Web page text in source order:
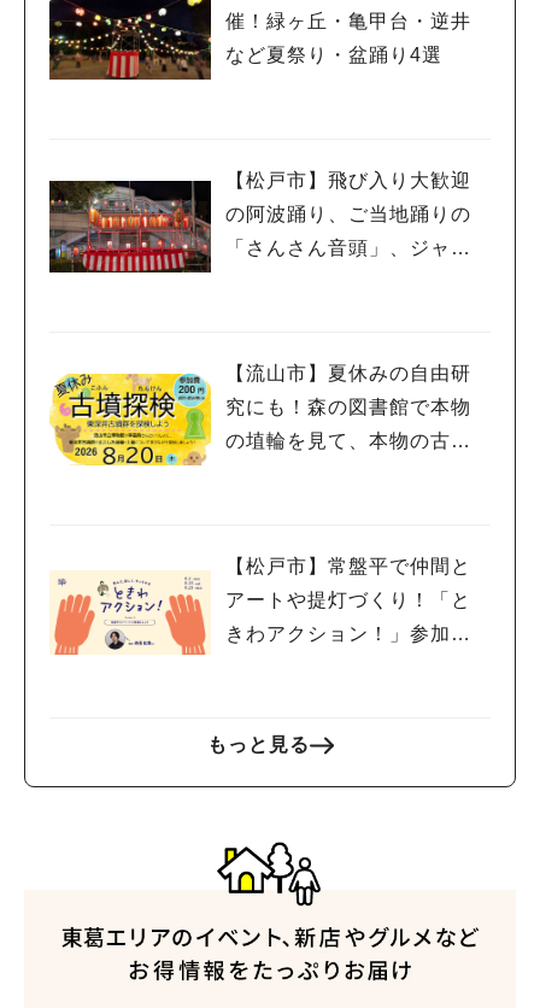
催！緑ヶ丘・亀甲台・逆井
など夏祭り・盆踊り4選
【松戸市】飛び入り大歓迎
の阿波踊り、ご当地踊りの
「さんさん音頭」、ジャ
【流山市】夏休みの自由研
究にも！森の図書館で本物
の埴輪を見て、本物の古墳
【松戸市】常盤平で仲間と
アートや提灯づくり！「と
きわアクション！」参加者
もっと見る
人気のキーワード
#ショッピング#カフェ #スイーツ#パン #カレー